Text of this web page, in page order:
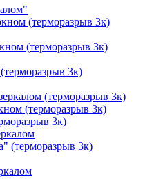
(терморазрыв 3к)
(терморазрыв 3к)
3к)
(терморазрыв 3к)
(терморазрыв 3к)
3к)
(терморазрыв 3к)